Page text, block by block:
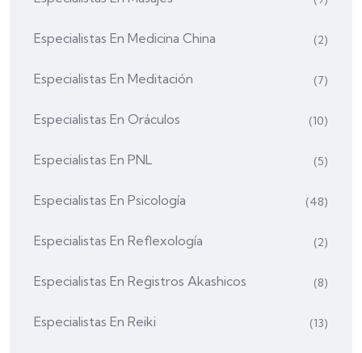
Especialistas En Medicina China (2)
Especialistas En Meditación (7)
Especialistas En Oráculos (10)
Especialistas En PNL (5)
Especialistas En Psicología (48)
Especialistas En Reflexología (2)
Especialistas En Registros Akashicos (8)
Especialistas En Reiki (13)